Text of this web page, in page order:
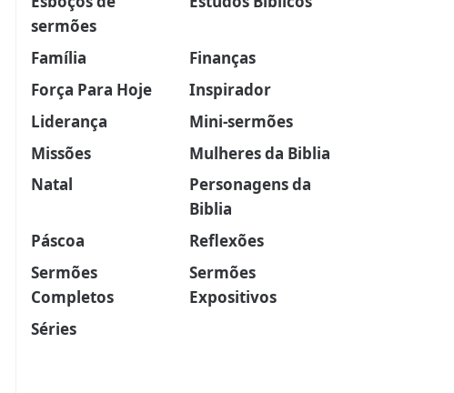
sermões
Família
Finanças
Força Para Hoje
Inspirador
Liderança
Mini-sermões
Missões
Mulheres da Biblia
Natal
Personagens da
Biblia
Páscoa
Reflexões
Sermões
Completos
Sermões
Expositivos
Séries